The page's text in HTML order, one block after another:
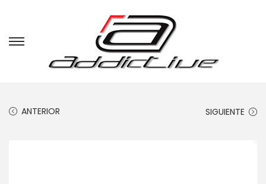
ANTERIOR SIGUIENTE